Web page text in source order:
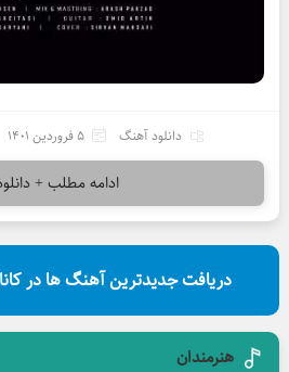
دانلود آهنگ 5 فروردین 1401
ادامه مطلب +
دریافت جدیدترین آهنگ ها در
هنرمندان